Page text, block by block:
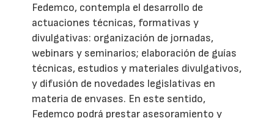
Fedemco, contempla el desarrollo de
actuaciones técnicas, formativas y
divulgativas: organización de jornadas,
webinars y seminarios; elaboración de guías
técnicas, estudios y materiales divulgativos,
y difusión de novedades legislativas en
materia de envases. En este sentido,
Fedemco podrá prestar asesoramiento y